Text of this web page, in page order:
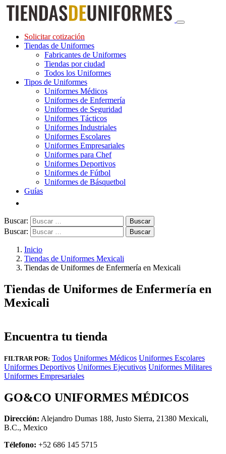
Solicitar cotización
Tiendas de Uniformes
Fabricantes de Uniformes
Tiendas por ciudad
Todos los Uniformes
Tipos de Uniformes
Uniformes Médicos
Uniformes de Enfermería
Uniformes de Seguridad
Uniformes Tácticos
Uniformes Industriales
Uniformes Escolares
Uniformes Empresariales
Uniformes para Chef
Uniformes Deportivos
Uniformes de Fútbol
Uniformes de Básquetbol
Guías
Buscar:
Buscar:
Inicio
Tiendas de Uniformes Mexicali
Tiendas de Uniformes de Enfermería en Mexicali
Tiendas de Uniformes de Enfermería en
Mexicali
Encuentra tu tienda
FILTRAR POR: Todos Uniformes Médicos Uniformes Escolares
Uniformes Deportivos Uniformes Ejecutivos Uniformes Militares
Uniformes Empresariales
GO&CO UNIFORMES MÉDICOS
Dirección: Alejandro Dumas 188, Justo Sierra, 21380 Mexicali,
B.C., Mexico
Télefono: +52 686 145 5715